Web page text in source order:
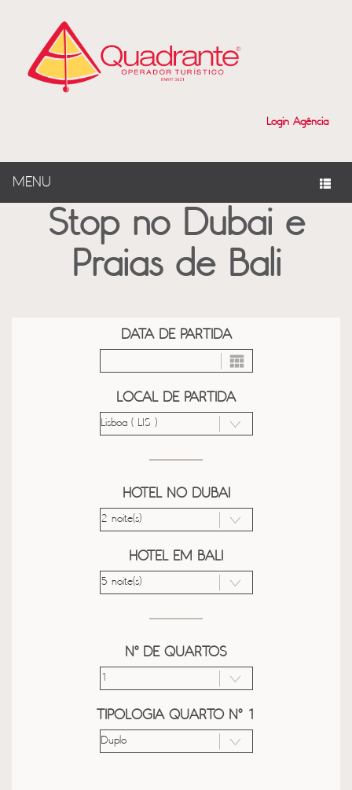
Login Agência
MENU
Stop no Dubai e
Praias de Bali
DATA DE PARTIDA
LOCAL DE PARTIDA
HOTEL NO DUBAI
HOTEL EM BALI
Nº DE QUARTOS
TIPOLOGIA QUARTO Nº 1